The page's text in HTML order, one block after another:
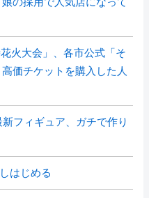
火大会」、各市公式「そ
価チケットを購入した人
フィギュア、ガチで作り
はじめる